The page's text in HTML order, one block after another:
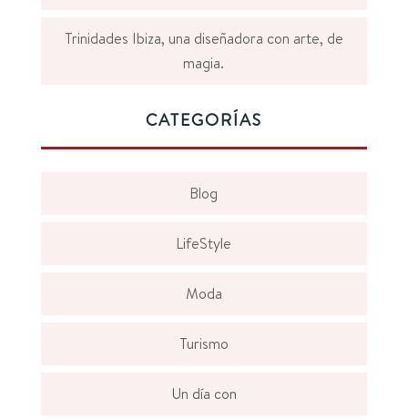
Trinidades Ibiza, una diseñadora con arte, de
magia.
CATEGORÍAS
Blog
LifeStyle
Moda
Turismo
Un día con